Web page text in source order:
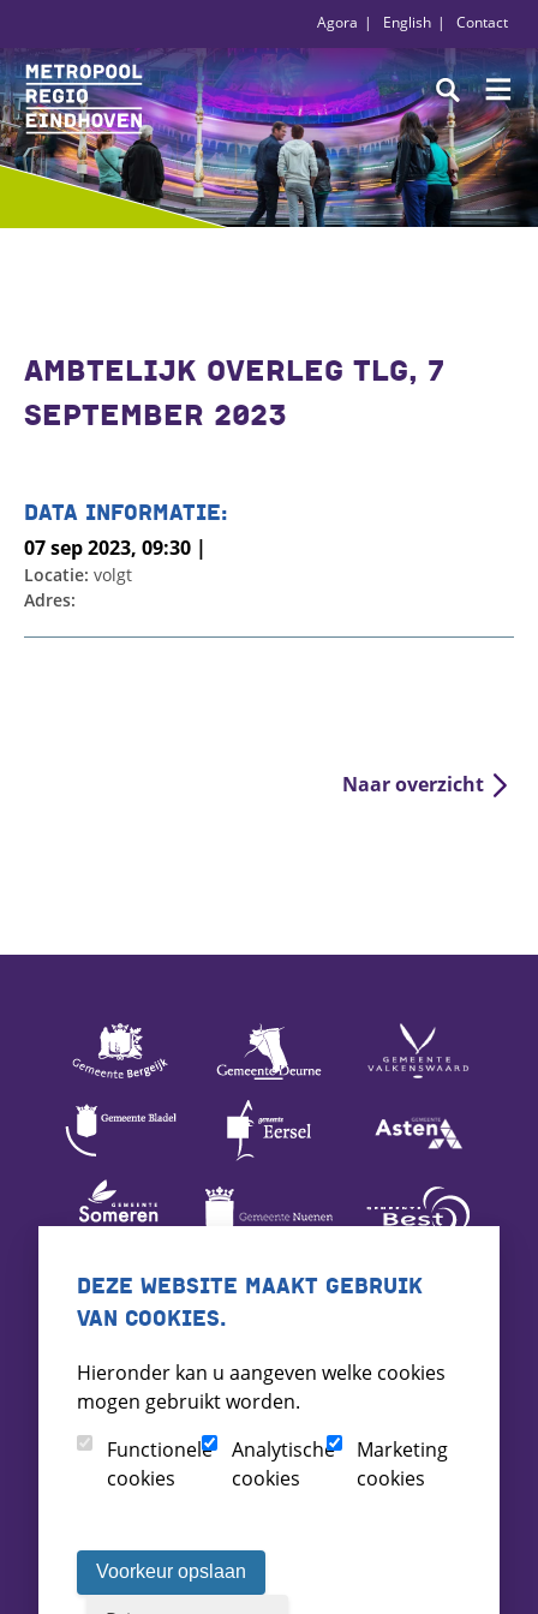
Agora English Contact
AMBTELIJK OVERLEG TLG, 7
SEPTEMBER 2023
DATA INFORMATIE:
07 sep 2023, 09:30 |
Locatie: volgt
Adres:
Naar overzicht
DEZE WEBSITE MAAKT GEBRUIK
VAN COOKIES.
Hieronder kan u aangeven welke cookies
mogen gebruikt worden.
Functionele
cookies
Analytische
cookies
Marketing
cookies
Voorkeur opslaan